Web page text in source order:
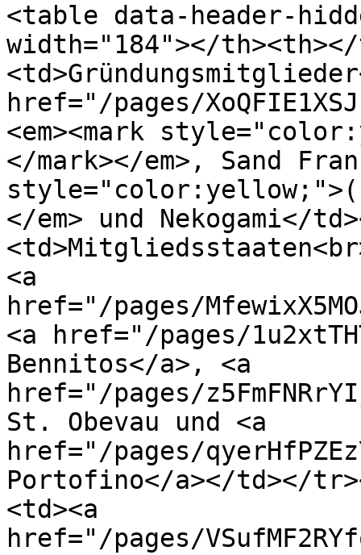
<table data-header-
width="184"></
href="/pages/
<em><mark
</mark></em>, Sand
</em> und Nekogami</
<a
href="/pages/
<a href="/pages/
Bennitos</a>, <a
href="/pages/
St. Obevau und <a
href="/pages/
Portofino</a></td></
<td><a
href="/pages/